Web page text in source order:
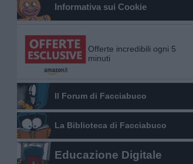
Informativa sui Cookie
Offerte incredibili ogni 5
minuti
Il Forum di Facciabuco
La Biblioteca di Facciabuco
Educazione Digitale